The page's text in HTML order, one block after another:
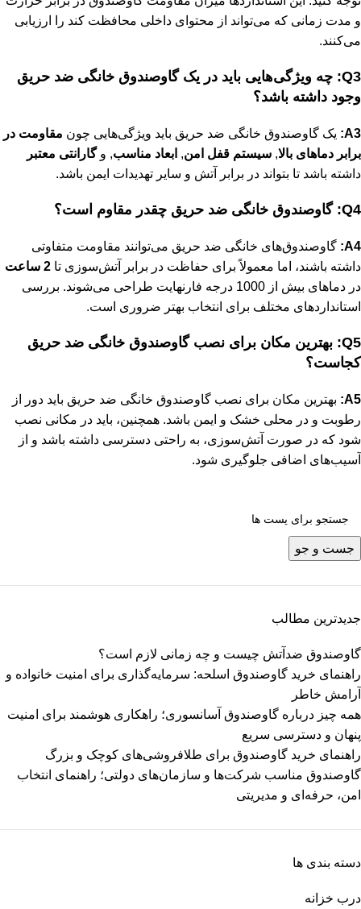
و مدت زمانی که می‌تواند از محتوای داخلی محافظت کند را ارزیابی
می‌کنند.
Q3: چه ویژگی‌هایی باید در یک گاوصندوق خانگی ضد حریق
وجود داشته باشد؟
A3: یک گاوصندوق خانگی ضد حریق باید ویژگی‌هایی چون مقاومت در
برابر دماهای بالا, سیستم قفل امن, ابعاد مناسب, وگارانتی معتبر
داشته باشد تا بتواند در برابر آتش و سایر تهدیدات ایمن باشد.
Q4: گاوصندوق خانگی ضد حریق چقدر مقاوم است؟
A4: گاوصندوق‌های خانگی ضد حریق می‌توانند مقاومت متفاوتی
داشته باشند، اما معمولاً برای حفاظت در برابر آتش‌سوزی تا 2 ساعت
در دماهای بیش از 1000 درجه فارنهایت طراحی می‌شوند. بررسی
استانداردهای مختلف برای انتخاب بهتر ضروری است.
Q5: بهترین مکان برای نصب گاوصندوق خانگی ضد حریق
کجاست؟
A5: بهترین مکان برای نصب گاوصندوق خانگی ضد حریق باید دور از
رطوبت و در محلی خشک و ایمن باشد. همچنین، باید در مکانی نصب
شود که در صورت آتش‌سوزی، به راحتی دسترسی داشته باشد و از
آسیب‌های اضافی جلوگیری شود.
جست و جو
جدیدترین مطالب
گاوصندوق ضدآتش چیست و چه زمانی لازم است؟
راهنمای خرید گاوصندوق اسلحه: سرمایه‌گذاری برای امنیت خانواده و
آرامش خاطر
همه چیز درباره گاوصندوق آسانسوری؛ راهکاری هوشمند برای امنیت
پنهان و دسترسی سریع
راهنمای خرید گاوصندوق برای طلافروشی‌های کوچک و بزرگ
گاوصندوق مناسب شرکت‌ها و سازمان‌های دولتی؛ راهنمای انتخاب
امن، حرفه‌ای و مدیریتی
دسته بندی ها
درب خزانه